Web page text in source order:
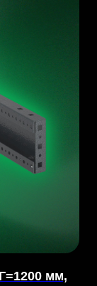
мм,